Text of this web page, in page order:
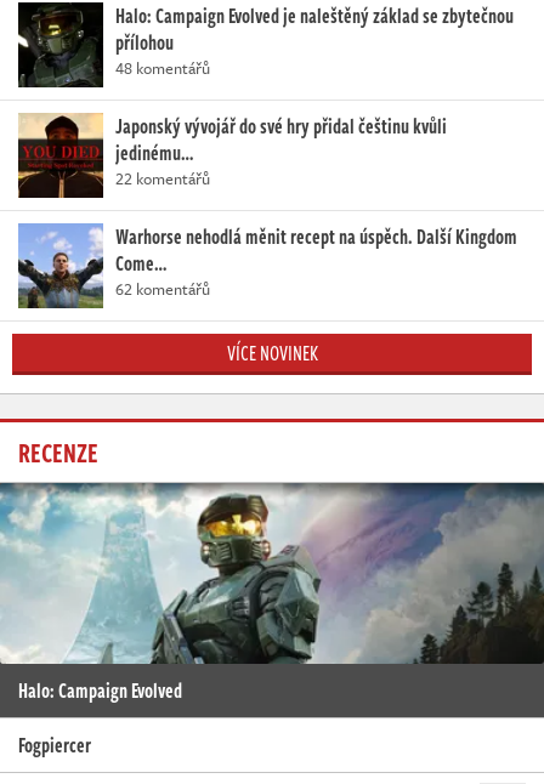
Halo: Campaign Evolved je naleštěný základ se zbytečnou
přílohou
48 komentářů
Japonský vývojář do své hry přidal češtinu kvůli
jedinému…
22 komentářů
Warhorse nehodlá měnit recept na úspěch. Další Kingdom
Come…
62 komentářů
VÍCE NOVINEK
RECENZE
Halo: Campaign Evolved
Fogpiercer